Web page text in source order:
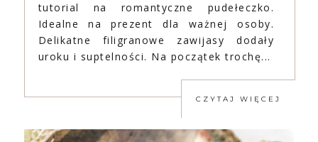
tutorial na romantyczne pudełeczko.
Idealne na prezent dla ważnej osoby.
Delikatne filigranowe zawijasy dodały
uroku i suptelności. Na początek trochę...
CZYTAJ WIĘCEJ